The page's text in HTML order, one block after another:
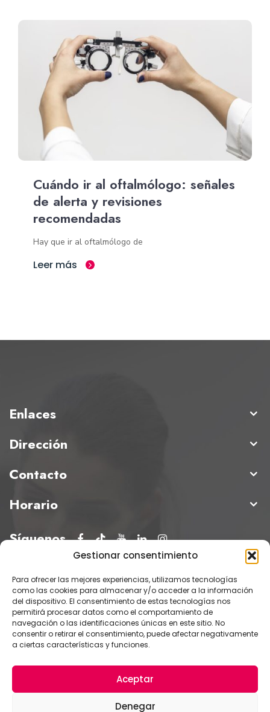
Gestionar consentimiento
Para ofrecer las mejores experiencias, utilizamos tecnologías
como las cookies para almacenar y/o acceder a la información
del dispositivo. El consentimiento de estas tecnologías nos
permitirá procesar datos como el comportamiento de
navegación o las identificaciones únicas en este sitio. No
consentir o retirar el consentimiento, puede afectar negativamente
a ciertas características y funciones.
Aceptar
Denegar
Cuándo ir al oftalmólogo: señales
de alerta y revisiones
recomendadas
Hay que ir al oftalmólogo de
Leer más
Enlaces
Dirección
Contacto
Horario
Síguenos
© Instituto Oftalmológico Hoyos 2025